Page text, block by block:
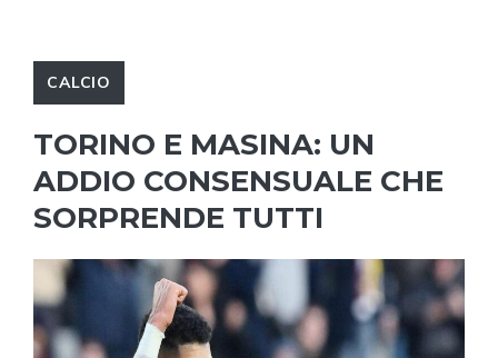
CALCIO
TORINO E MASINA: UN
ADDIO CONSENSUALE CHE
SORPRENDE TUTTI